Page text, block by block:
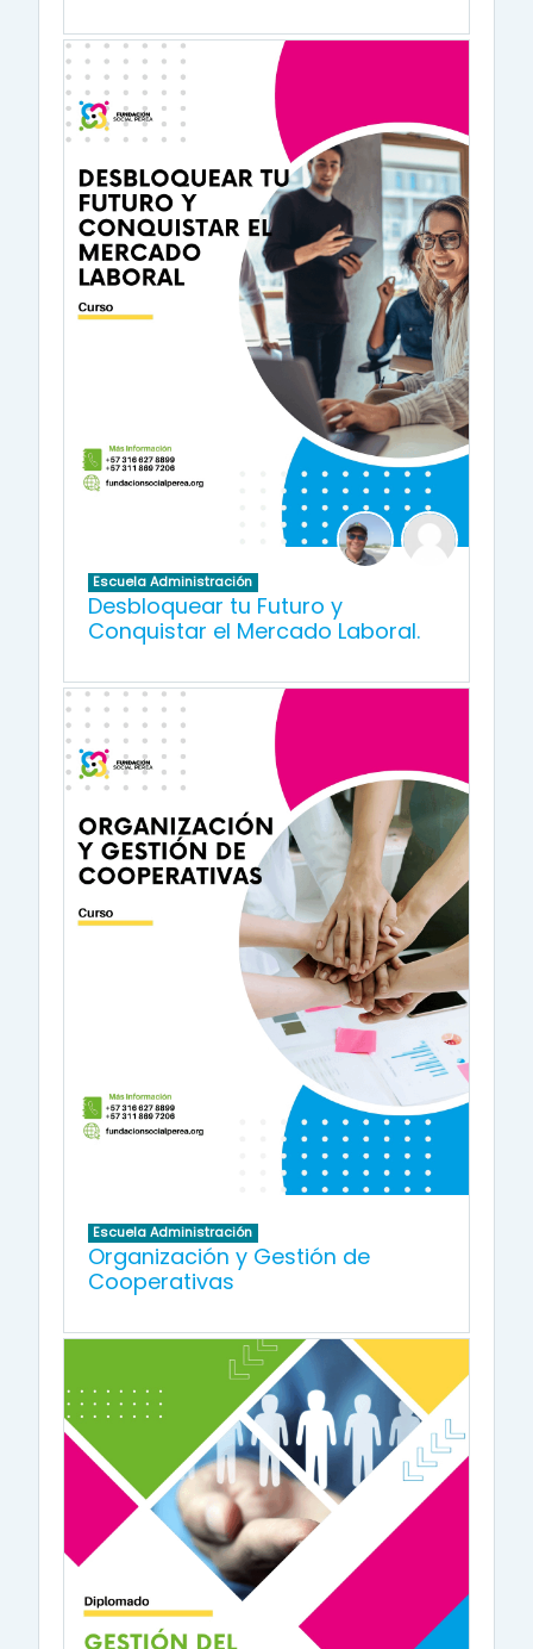
Escuela Administración
Desbloquear tu Futuro y
Conquistar el Mercado Laboral.
Escuela Administración
Organización y Gestión de
Cooperativas